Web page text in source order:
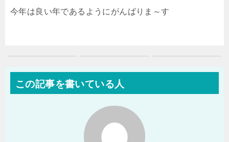
今年は良い年であるようにがんばりま～す
この記事を書いている人